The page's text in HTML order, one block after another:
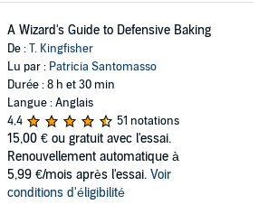
A Wizard's Guide to Defensive Baking
De :T. Kingfisher
Lu par : Patricia Santomasso
Durée : 8 h et 30 min
Langue : Anglais
4,4
51 notations
15,00 € ou gratuit avec l'essai.
Renouvellement automatique à
5,99 €/mois après l'essai. Voir
conditions d'éligibilité